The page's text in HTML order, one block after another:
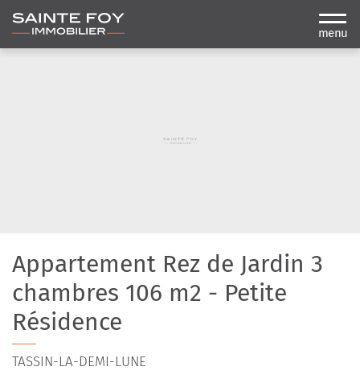
menu
Appartement Rez de Jardin 3
chambres 106 m2 - Petite
Résidence
TASSIN-LA-DEMI-LUNE